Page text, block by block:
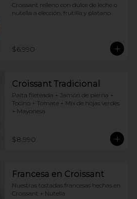
Croissant relleno con dulce de leche o
nutella a elección, frutilla y platano.
$6.990
Croissant Tradicional
Palta fileteada + Jamón de pierna +
Tocino + Tomate + Mix de hojas verdes
+ Mayonesa
$8.990
Francesa en Croissant
Nuestras tostadas francesas hechas en
Croissant + Nutella